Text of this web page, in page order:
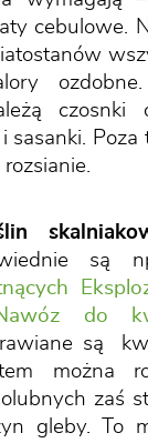
cebulowe.
czosnki
sasanki.
są
do
są
można
zaś
gleby. To